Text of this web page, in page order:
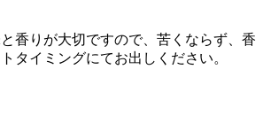
香りが大切ですので、苦くならず、香
タイミングにてお出しください。